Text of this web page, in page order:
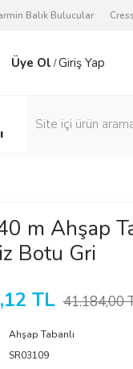
Balık Bulucular
Üye Ol /Giriş Yap
m Ahşap
Botu Gri
TL 41.184,00
Ahşap Tabanlı
SR03109